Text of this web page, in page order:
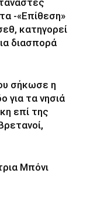
-«Επίθεση»
κατηγορεί
διασπορά
σήκωσε η
για τα νησιά
επί της
Μπόνι